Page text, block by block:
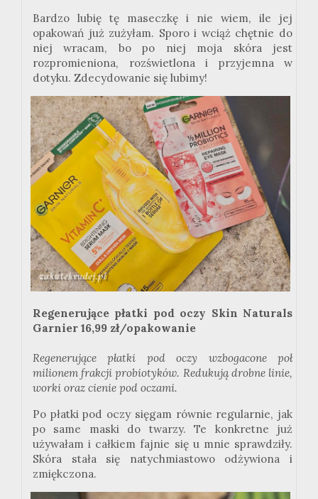
Bardzo lubię tę maseczkę i nie wiem, ile jej
opakowań już zużyłam. Sporo i wciąż chętnie do
niej wracam, bo po niej moja skóra jest
rozpromieniona, rozświetlona i przyjemna w
dotyku. Zdecydowanie się lubimy!
Regenerujące płatki pod oczy Skin Naturals
Garnier 16,99 zł/opakowanie
Regenerujące płatki pod oczy wzbogacone poł
milionem frakcji probiotyków. Redukują drobne linie,
worki oraz cienie pod oczami.
Po płatki pod oczy sięgam równie regularnie, jak
po same maski do twarzy. Te konkretne już
używałam i całkiem fajnie się u mnie sprawdziły.
Skóra stała się natychmiastowo odżywiona i
zmiękczona.